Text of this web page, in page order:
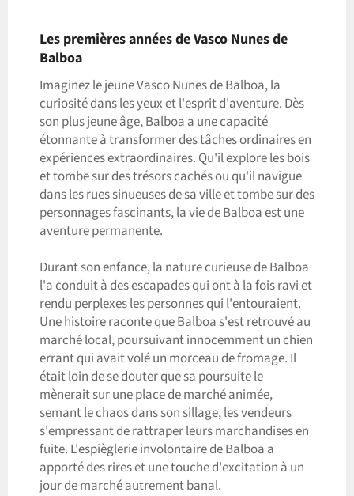
Les premières années de Vasco Nunes de
Balboa
Imaginez le jeune Vasco Nunes de Balboa, la
curiosité dans les yeux et l'esprit d'aventure. Dès
son plus jeune âge, Balboa a une capacité
étonnante à transformer des tâches ordinaires en
expériences extraordinaires. Qu'il explore les bois
et tombe sur des trésors cachés ou qu'il navigue
dans les rues sinueuses de sa ville et tombe sur des
personnages fascinants, la vie de Balboa est une
aventure permanente.
Durant son enfance, la nature curieuse de Balboa
l'a conduit à des escapades qui ont à la fois ravi et
rendu perplexes les personnes qui l'entouraient.
Une histoire raconte que Balboa s'est retrouvé au
marché local, poursuivant innocemment un chien
errant qui avait volé un morceau de fromage. Il
était loin de se douter que sa poursuite le
mènerait sur une place de marché animée,
semant le chaos dans son sillage, les vendeurs
s'empressant de rattraper leurs marchandises en
fuite. L'espièglerie involontaire de Balboa a
apporté des rires et une touche d'excitation à un
jour de marché autrement banal.